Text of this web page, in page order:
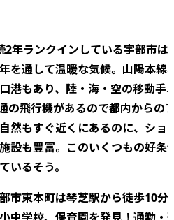
2年ランクインしている宇部市は
を通して温暖な気候。山陽本線
港もあり、陸・海・空の移動手
の飛行機があるので都内からの
然もすぐ近くにあるのに、ショ
設も豊富。このいくつもの好条
いるそう。
市東本町は琴芝駅から徒歩10分